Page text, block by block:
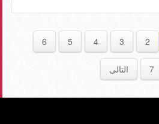
2
3
4
5
6
7 التالى